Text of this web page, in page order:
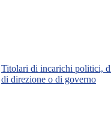
Titolari di incarichi politici,
di direzione o di governo